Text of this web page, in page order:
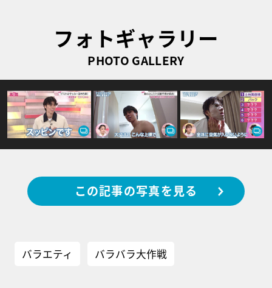
フォトギャラリー
PHOTO GALLERY
この記事の写真を見る
バラエティ バラバラ大作戦